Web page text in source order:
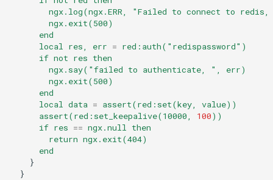
ngx.log(ngx.ERR,
"Failed to connect to redis,
ngx.exit(500)
end
local res, err = red:auth("redispassword")
if not res then
ngx.say("failed to authenticate, ",
err)
ngx.exit(500)
end
local data = assert(red:set(key,
value))
assert(red:set_keepalive(10000,
100))
if res == ngx.null then
return ngx.exit(404)
end
}
}